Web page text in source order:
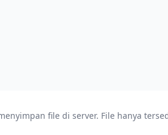
file di server. File hanya